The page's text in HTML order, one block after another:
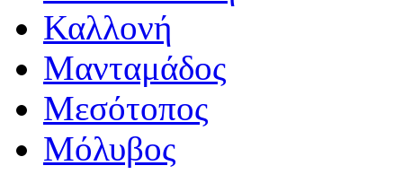
Καλλονή
Μανταμάδος
Μεσότοπος
Μόλυβος